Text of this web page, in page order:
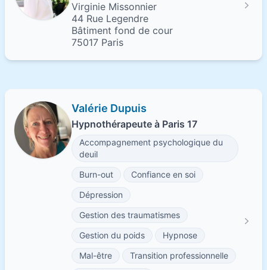
Virginie Missonnier
44 Rue Legendre
Bâtiment fond de cour
75017 Paris
Valérie Dupuis
Hypnothérapeute à Paris 17
Accompagnement psychologique du
deuil
Burn-out
Confiance en soi
Dépression
Gestion des traumatismes
Gestion du poids
Hypnose
Mal-être
Transition professionnelle